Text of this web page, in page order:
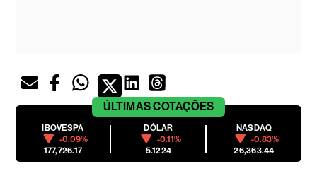
ÚLTIMASCOTAÇÕES
IBOVESPA
-0.09%
177,726.17
DÓLAR
-0.11%
5.1224
NASDAQ
-0.83%
26,363.44